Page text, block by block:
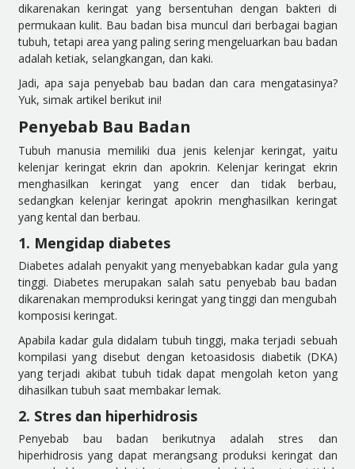
dikarenakan keringat yang bersentuhan dengan bakteri di
permukaan kulit. Bau badan bisa muncul dari berbagai bagian
tubuh, tetapi area yang paling sering mengeluarkan bau badan
adalah ketiak, selangkangan, dan kaki.
Jadi, apa saja penyebab bau badan dan cara mengatasinya?
Yuk, simak artikel berikut ini!
Penyebab Bau Badan
Tubuh manusia memiliki dua jenis kelenjar keringat, yaitu
kelenjar keringat ekrin dan apokrin. Kelenjar keringat ekrin
menghasilkan keringat yang encer dan tidak berbau,
sedangkan kelenjar keringat apokrin menghasilkan keringat
yang kental dan berbau.
1. Mengidap diabetes
Diabetes adalah penyakit yang menyebabkan kadar gula yang
tinggi. Diabetes merupakan salah satu penyebab bau badan
dikarenakan memproduksi keringat yang tinggi dan mengubah
komposisi keringat.
Apabila kadar gula didalam tubuh tinggi, maka terjadi sebuah
kompilasi yang disebut dengan ketoasidosis diabetik (DKA)
yang terjadi akibat tubuh tidak dapat mengolah keton yang
dihasilkan tubuh saat membakar lemak.
2. Stres dan hiperhidrosis
Penyebab bau badan berikutnya adalah stres dan
hiperhidrosis yang dapat merangsang produksi keringat dan